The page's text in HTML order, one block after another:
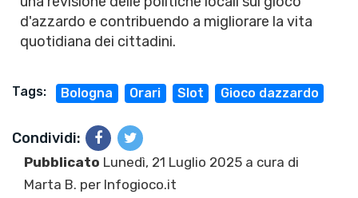
d'azzardo e contribuendo a migliorare la vita
quotidiana dei cittadini.
Tags: Bologna Orari Slot Gioco dazzardo
Condividi:
Pubblicato Lunedì, 21 Luglio 2025 a cura di
Marta B. per Infogioco.it